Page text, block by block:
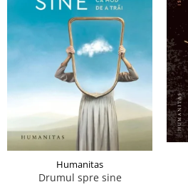
Humanitas
Drumul spre sine